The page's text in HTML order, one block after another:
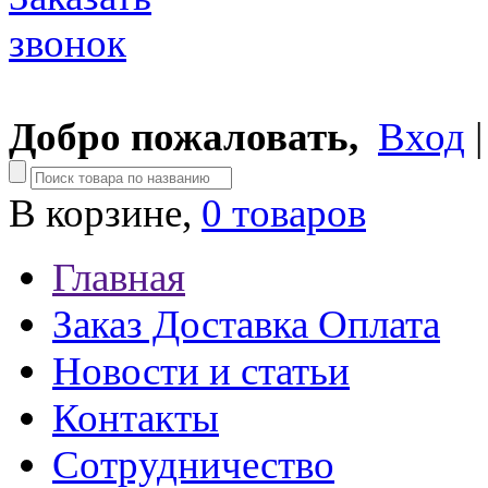
Добро пожаловать, Вход
В корзине, 0 товаров
Главная
Заказ Доставка Оплата
Новости и статьи
Контакты
Сотрудничество